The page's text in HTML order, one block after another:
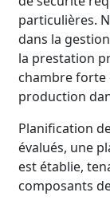
particulières.
dans la
la prestation
chambre forte
production
Planification
évalués, une
est établie,
composants